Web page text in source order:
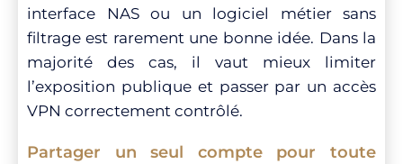
interface NAS ou un logiciel métier sans
filtrage est rarement une bonne idée. Dans la
majorité des cas, il vaut mieux limiter
l’exposition publique et passer par un accès
VPN correctement contrôlé.
Partager un seul compte pour toute